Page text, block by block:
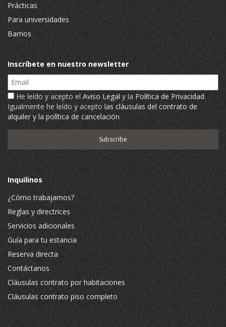
Prácticas
Para universidades
Barrios
Inscríbete en nuestro newsletter
Email
He leído y acepto el Aviso Legal y la Política de Privacidad.
Igualmente he leído y acepto las cláusulas del contrato de
alquiler y la política de cancelación
Inquilinos
¿Cómo trabajamos?
Reglas y directrices
Servicios adicionales
Guía para tu estancia
Reserva directa
Contáctanos
Cláusulas contrato por habitaciones
Cláusulas contrato piso completo